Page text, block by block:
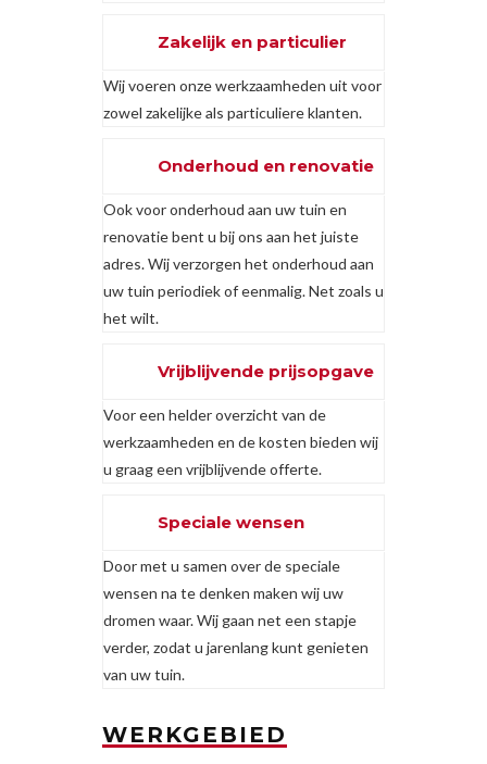
Zakelijk en particulier
Wij voeren onze werkzaamheden uit voor
zowel zakelijke als particuliere klanten.
Onderhoud en renovatie
Ook voor onderhoud aan uw tuin en
renovatie bent u bij ons aan het juiste
adres. Wij verzorgen het onderhoud aan
uw tuin periodiek of eenmalig. Net zoals u
het wilt.
Vrijblijvende prijsopgave
Voor een helder overzicht van de
werkzaamheden en de kosten bieden wij
u graag een vrijblijvende offerte.
Speciale wensen
Door met u samen over de speciale
wensen na te denken maken wij uw
dromen waar. Wij gaan net een stapje
verder, zodat u jarenlang kunt genieten
van uw tuin.
WERKGEBIED